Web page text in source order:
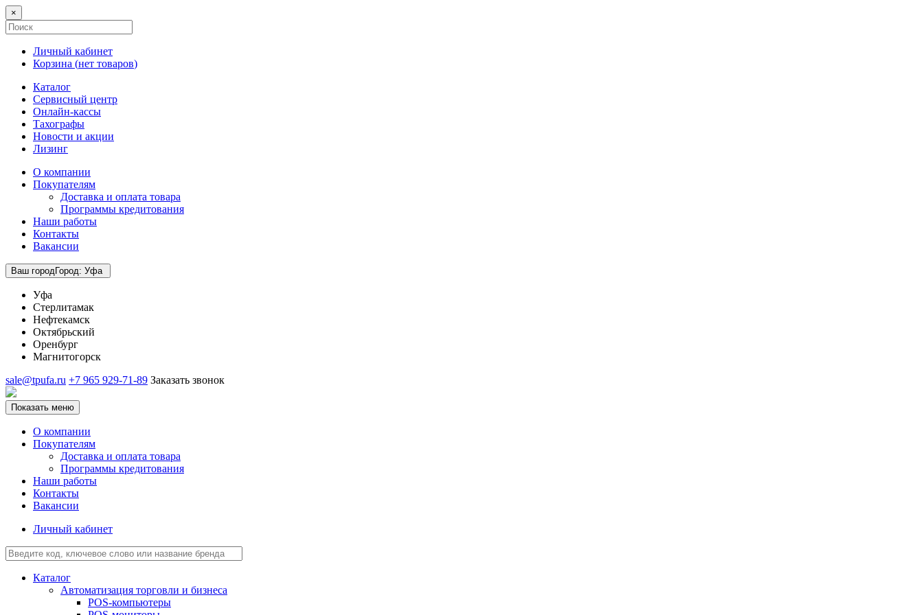
×
Личный кабинет
Корзина (нет товаров)
Каталог
Сервисный центр
Онлайн-кассы
Тахографы
Новости и акции
Лизинг
О компании
Покупателям
Доставка и оплата товара
Программы кредитования
Наши работы
Контакты
Вакансии
Ваш городГород: Уфа
Уфа
Стерлитамак
Нефтекамск
Октябрьский
Оренбург
Магнитогорск
sale@tpufa.ru +7 965 929-71-89 Заказать звонок
Показать меню
О компании
Покупателям
Доставка и оплата товара
Программы кредитования
Наши работы
Контакты
Вакансии
Личный кабинет
Каталог
Автоматизация торговли и бизнеса
POS-компьютеры